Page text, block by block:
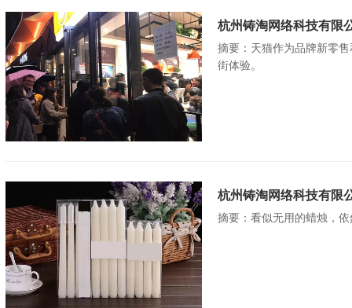
杭州铸淘网络科技有限
摘要：天猫作为品牌新零
街体验。
杭州铸淘网络科技有限
摘要：看似无用的蜡烛，